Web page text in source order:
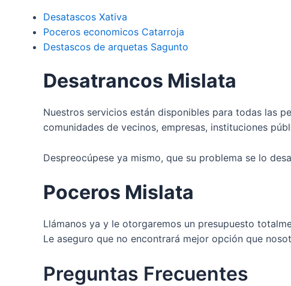
Desatascos Xativa
Poceros economicos Catarroja
Destascos de arquetas Sagunto
Desatrancos Mislata
Nuestros servicios están disponibles para todas las
comunidades de vecinos, empresas, instituciones
Despreocúpese ya mismo, que su problema se lo
Poceros Mislata
Llámanos ya y le otorgaremos un presupuesto
Le aseguro que no encontrará mejor opción que
Preguntas Frecuentes